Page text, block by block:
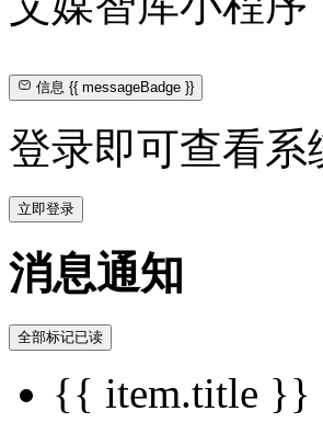
信息{{ messageBadge }}
登录即可查看系
立即登录
消息通知
全部标记已读
{{ item.title }}